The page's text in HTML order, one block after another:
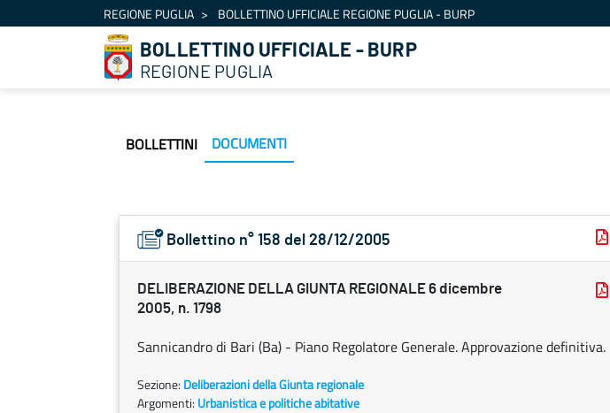
Salta al contenutoREGIONE PUGLIA BOLLETTINO UFFICIALE REGIONE PUGLIA - BURP
BOLLETTINO UFFICIALE - BURP
REGIONE PUGLIA
BOLLETTINI DOCUMENTI
Bollettino n° 158 del 28/12/2005
DELIBERAZIONE DELLA GIUNTA REGIONALE 6 dicembre
2005, n. 1798
Sannicandro di Bari (Ba) - Piano Regolatore Generale. Approvazione definitiva.
Sezione: Deliberazioni della Giunta regionale
Argomenti: Urbanistica e politiche abitative